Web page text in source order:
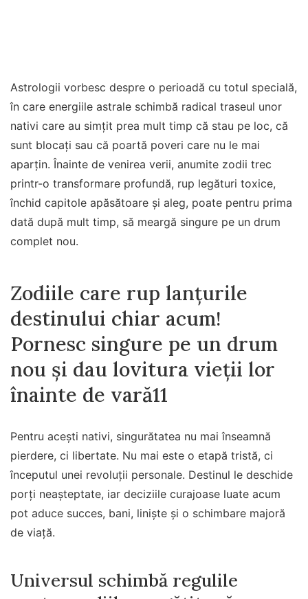
Astrologii vorbesc despre o perioadă cu totul specială,
în care energiile astrale schimbă radical traseul unor
nativi care au simțit prea mult timp că stau pe loc, că
sunt blocați sau că poartă poveri care nu le mai
aparțin. Înainte de venirea verii, anumite zodii trec
printr-o transformare profundă, rup legături toxice,
închid capitole apăsătoare și aleg, poate pentru prima
dată după mult timp, să meargă singure pe un drum
complet nou.
Zodiile care rup lanțurile
destinului chiar acum!
Pornesc singure pe un drum
nou și dau lovitura vieții lor
înainte de vară11
Pentru acești nativi, singurătatea nu mai înseamnă
pierdere, ci libertate. Nu mai este o etapă tristă, ci
începutul unei revoluții personale. Destinul le deschide
porți neașteptate, iar deciziile curajoase luate acum
pot aduce succes, bani, liniște și o schimbare majoră
de viață.
Universul schimbă regulile